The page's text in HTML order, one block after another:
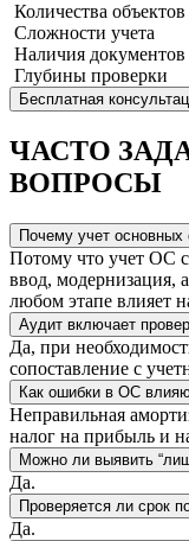
Количества объектов
Сложности учета
Наличия документов
Глубины проверки
Бесплатная
ЧАСТО
ВОПРОСЫ
Почему учет основных
Потому что учет ОС
ввод, модернизация,
любом этапе влияет
Аудит включает
Да, при
сопоставление с
Как ошибки в ОС
Неправильная
налог на прибыль и
Можно ли выявить
Да.
Проверяется ли срок
Да.